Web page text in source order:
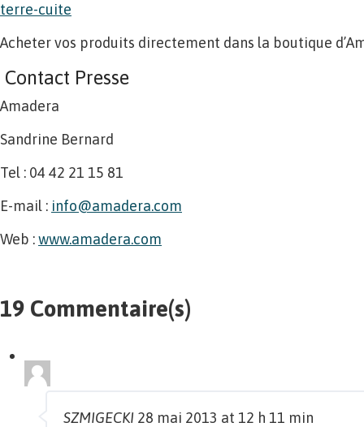
terre-cuite
Acheter vos produits directement dans la boutique
Contact Presse
Amadera
Sandrine Bernard
Tel : 04 42 21 15 81
E-mail : info@amadera.com
Web :www.amadera.com
19 Commentaire(s)
SZMIGECKI 28 mai 2013 at 12 h 11 min